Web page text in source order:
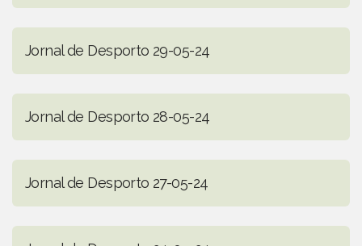
Jornal de Desporto 29-05-24
Jornal de Desporto 28-05-24
Jornal de Desporto 27-05-24